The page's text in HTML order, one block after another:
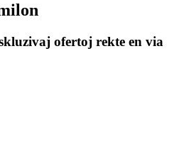
ofertoj rekte en via